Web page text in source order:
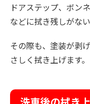
ドアステップ、ボン
などに拭き残しがな
その際も、塗装が剥
さしく拭き上げます。